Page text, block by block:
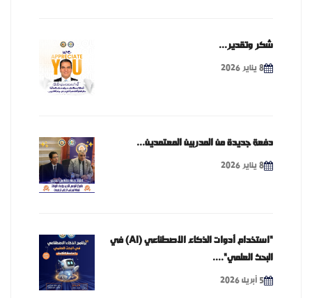
شكر وتقدير...
8 يناير 2026
دفعة جديدة من المدربين المعتمدين...
8 يناير 2026
"استخدام أدوات الذكاء الاصطناعي (AI) في
البحث العلمي"....
5 أبريل 2026